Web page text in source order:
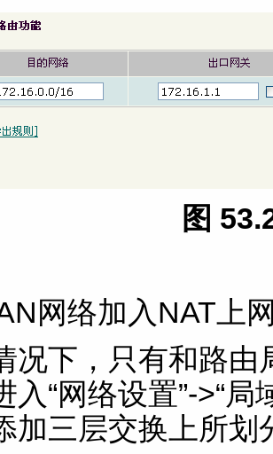
图
网络加入NAT上
况下，只有和路由
入“网络设置”->“
加三层交换上所